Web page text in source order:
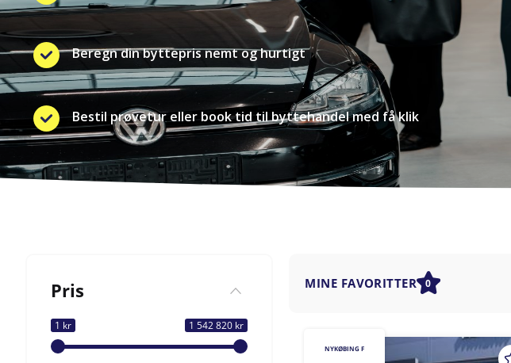
Beregn din byttepris nemt og hurtigt
Bestil prøvetur eller book tid til byttehandel med få klik
Pris
1 kr 1 542 820 kr
MINE FAVORITTER 0
NYKØBING F